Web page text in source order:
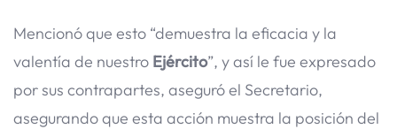
Mencionó que esto “demuestra la eficacia y la
valentía de nuestro Ejército”, y así le fue expresado
por sus contrapartes, aseguró el Secretario,
asegurando que esta acción muestra la posición del